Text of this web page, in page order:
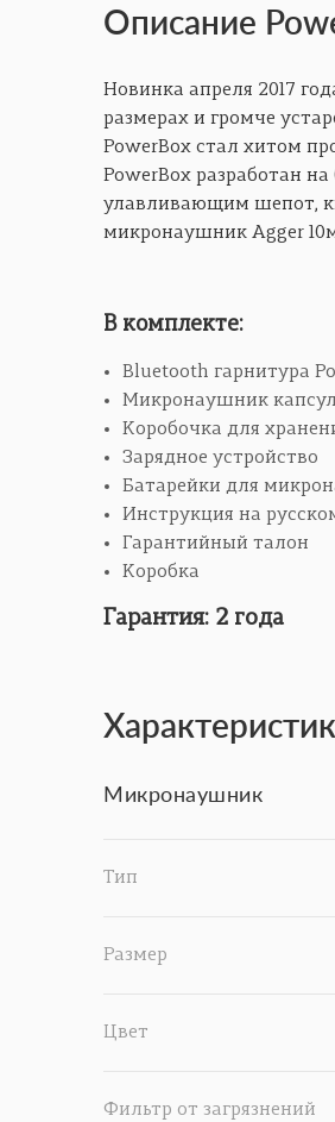
Описание
Новинка апреля 2017
размерах и громче
PowerBox стал хитом
PowerBox разработан
улавливающим шепот,
микронаушник Agger
В комплекте:
Bluetooth гарнитура
Микронаушник
Коробочка для
Зарядное устройство
Батарейки для
Инструкция на
Гарантийный талон
Коробка
Гарантия: 2 года
Микронаушник
Тип
Размер
Цвет
Фильтр от загрязнений